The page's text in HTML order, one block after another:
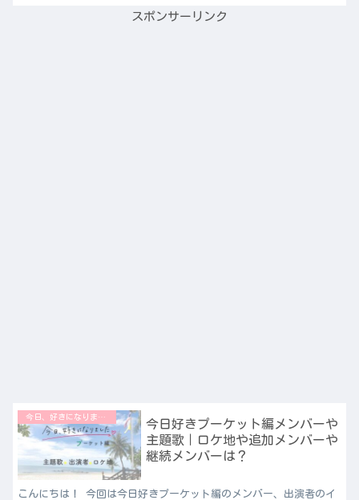
スポンサーリンク
今日、好きになりました♡
今日好きプーケット編メンバーや
主題歌｜ロケ地や追加メンバーや
継続メンバーは？
こんにちは！ 今回は今日好きプーケット編のメンバー、出演者のイ